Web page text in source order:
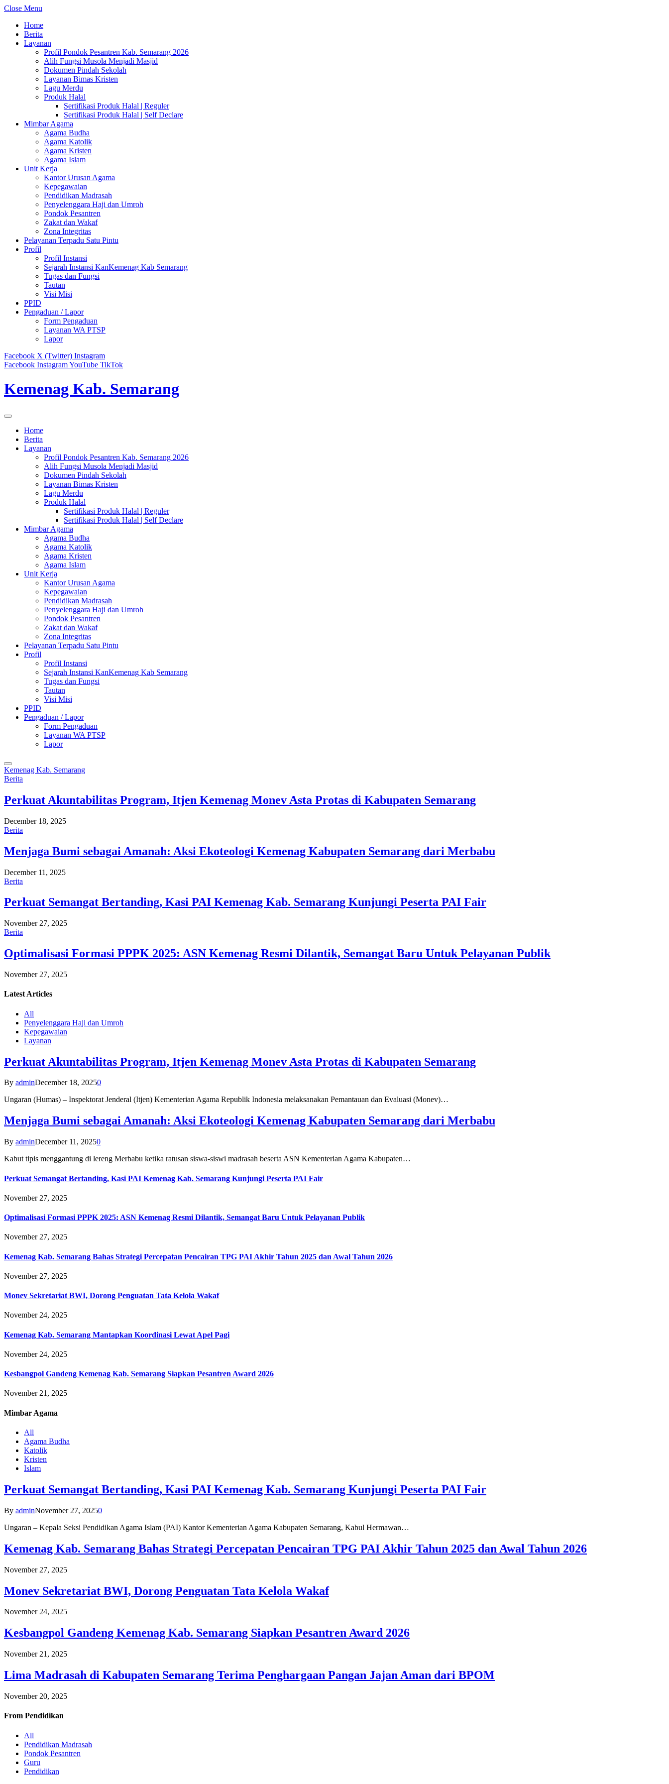
Close Menu
Home
Berita
Layanan
Profil Pondok Pesantren Kab. Semarang 2026
Alih Fungsi Musola Menjadi Masjid
Dokumen Pindah Sekolah
Layanan Bimas Kristen
Lagu Merdu
Produk Halal
Sertifikasi Produk Halal | Reguler
Sertifikasi Produk Halal | Self Declare
Mimbar Agama
Agama Budha
Agama Katolik
Agama Kristen
Agama Islam
Unit Kerja
Kantor Urusan Agama
Kepegawaian
Pendidikan Madrasah
Penyelenggara Haji dan Umroh
Pondok Pesantren
Zakat dan Wakaf
Zona Integritas
Pelayanan Terpadu Satu Pintu
Profil
Profil Instansi
Sejarah Instansi KanKemenag Kab Semarang
Tugas dan Fungsi
Tautan
Visi Misi
PPID
Pengaduan / Lapor
Form Pengaduan
Layanan WA PTSP
Lapor
Facebook X (Twitter) Instagram
Facebook InstagramYouTube TikTok
Kemenag Kab. Semarang
Home
Berita
Layanan
Profil Pondok Pesantren Kab. Semarang 2026
Alih Fungsi Musola Menjadi Masjid
Dokumen Pindah Sekolah
Layanan Bimas Kristen
Lagu Merdu
Produk Halal
Sertifikasi Produk Halal | Reguler
Sertifikasi Produk Halal | Self Declare
Mimbar Agama
Agama Budha
Agama Katolik
Agama Kristen
Agama Islam
Unit Kerja
Kantor Urusan Agama
Kepegawaian
Pendidikan Madrasah
Penyelenggara Haji dan Umroh
Pondok Pesantren
Zakat dan Wakaf
Zona Integritas
Pelayanan Terpadu Satu Pintu
Profil
Profil Instansi
Sejarah Instansi KanKemenag Kab Semarang
Tugas dan Fungsi
Tautan
Visi Misi
PPID
Pengaduan / Lapor
Form Pengaduan
Layanan WA PTSP
Lapor
Kemenag Kab. Semarang
Berita
Perkuat Akuntabilitas Program, Itjen Kemenag Monev Asta Protas di Kabupaten Semarang
December 18, 2025
Berita
Menjaga Bumi sebagai Amanah: Aksi Ekoteologi Kemenag Kabupaten Semarang dari Merbabu
December 11, 2025
Berita
Perkuat Semangat Bertanding, Kasi PAI Kemenag Kab. Semarang Kunjungi Peserta PAI Fair
November 27, 2025
Berita
Optimalisasi Formasi PPPK 2025: ASN Kemenag Resmi Dilantik, Semangat Baru Untuk Pelayanan Publik
November 27, 2025
Latest Articles
All
Penyelenggara Haji dan Umroh
Kepegawaian
Layanan
Perkuat Akuntabilitas Program, Itjen Kemenag Monev Asta Protas di Kabupaten Semarang
By adminDecember 18, 20250
Ungaran (Humas) – Inspektorat Jenderal (Itjen) Kementerian Agama Republik Indonesia melaksanakan Pemantauan dan Evaluasi (Monev)…
Menjaga Bumi sebagai Amanah: Aksi Ekoteologi Kemenag Kabupaten Semarang dari Merbabu
By adminDecember 11, 20250
Kabut tipis menggantung di lereng Merbabu ketika ratusan siswa-siswi madrasah beserta ASN Kementerian Agama Kabupaten…
Perkuat Semangat Bertanding, Kasi PAI Kemenag Kab. Semarang Kunjungi Peserta PAI Fair
November 27, 2025
Optimalisasi Formasi PPPK 2025: ASN Kemenag Resmi Dilantik, Semangat Baru Untuk Pelayanan Publik
November 27, 2025
Kemenag Kab. Semarang Bahas Strategi Percepatan Pencairan TPG PAI Akhir Tahun 2025 dan Awal Tahun 2026
November 27, 2025
Monev Sekretariat BWI, Dorong Penguatan Tata Kelola Wakaf
November 24, 2025
Kemenag Kab. Semarang Mantapkan Koordinasi Lewat Apel Pagi
November 24, 2025
Kesbangpol Gandeng Kemenag Kab. Semarang Siapkan Pesantren Award 2026
November 21, 2025
Mimbar Agama
All
Agama Budha
Katolik
Kristen
Islam
Perkuat Semangat Bertanding, Kasi PAI Kemenag Kab. Semarang Kunjungi Peserta PAI Fair
By adminNovember 27, 20250
Ungaran – Kepala Seksi Pendidikan Agama Islam (PAI) Kantor Kementerian Agama Kabupaten Semarang, Kabul Hermawan…
Kemenag Kab. Semarang Bahas Strategi Percepatan Pencairan TPG PAI Akhir Tahun 2025 dan Awal Tahun 2026
November 27, 2025
Monev Sekretariat BWI, Dorong Penguatan Tata Kelola Wakaf
November 24, 2025
Kesbangpol Gandeng Kemenag Kab. Semarang Siapkan Pesantren Award 2026
November 21, 2025
Lima Madrasah di Kabupaten Semarang Terima Penghargaan Pangan Jajan Aman dari BPOM
November 20, 2025
From Pendidikan
All
Pendidikan Madrasah
Pondok Pesantren
Guru
Pendidikan